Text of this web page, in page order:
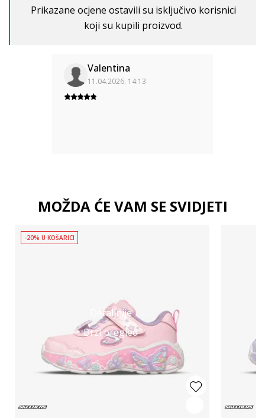
Prikazane ocjene ostavili su isključivo korisnici
koji su kupili proizvod.
Valentina
11.04.2026. 14:13
MOŽDA ĆE VAM SE SVIDJETI
Detaljnije
Brzi pregled
-20% U KOŠARICI